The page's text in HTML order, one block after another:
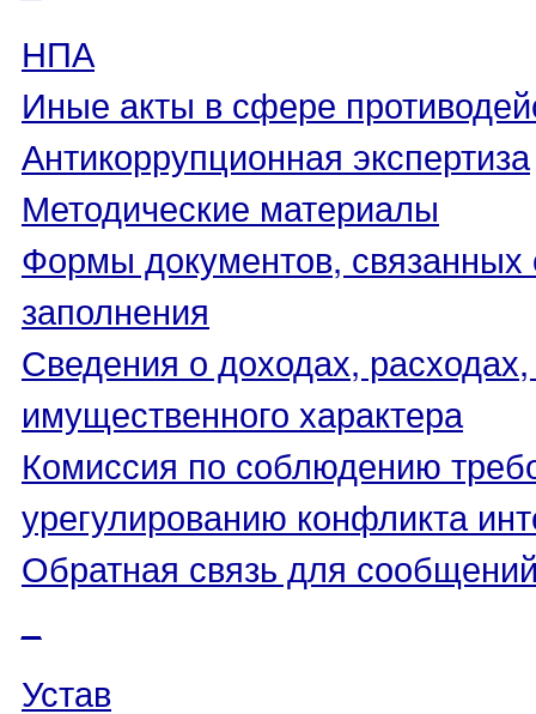
НПА
Иные акты в сфере
Антикоррупционная экспертиза
Методические материалы
Формы документов, связанных
заполнения
Сведения о доходах,
имущественного характера
Комиссия по соблюдению
урегулированию конфликта
Обратная связь для
Устав